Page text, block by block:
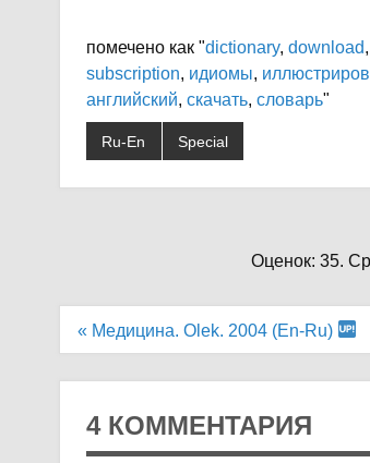
помечено как "dictionary, download,
subscription, идиомы,
английский, скачать, словарь"
Ru-En Special
Оценок: 35.
Навигация
« Медицина. Olek. 2004 (En-Ru)
4 КОММЕНТАРИЯ